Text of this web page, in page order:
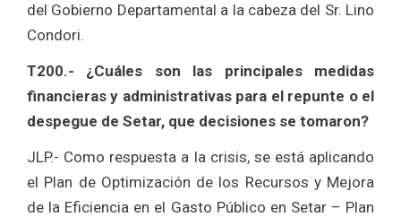
del Gobierno Departamental a la cabeza del Sr. Lino
Condori.
T200.- ¿Cuáles son las principales medidas
financieras y administrativas para el repunte o el
despegue de Setar, que decisiones se tomaron?
JLP.- Como respuesta a la crisis, se está aplicando
el Plan de Optimización de los Recursos y Mejora
de la Eficiencia en el Gasto Público en Setar – Plan